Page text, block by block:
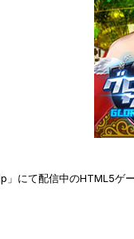
にて配信中のHTML5ゲ